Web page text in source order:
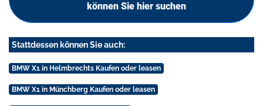
können Sie hier suchen
Stattdessen können Sie auch:
BMW X1 in Helmbrechts Kaufen oder leasen
BMW X1 in Münchberg Kaufen oder leasen